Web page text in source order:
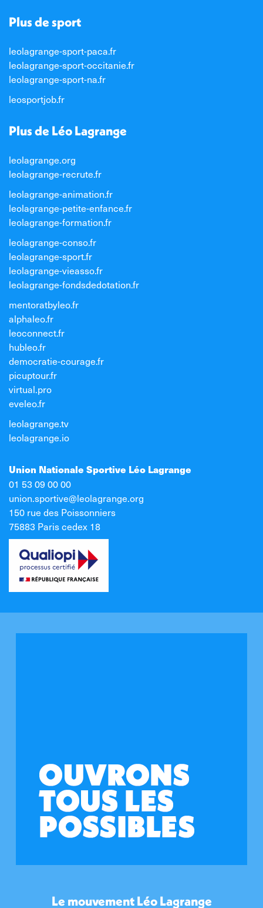
Plus de sport
leolagrange-sport-paca.fr
leolagrange-sport-occitanie.fr
leolagrange-sport-na.fr
leosportjob.fr
Plus de Léo Lagrange
leolagrange.org
leolagrange-recrute.fr
leolagrange-animation.fr
leolagrange-petite-enfance.fr
leolagrange-formation.fr
leolagrange-conso.fr
leolagrange-sport.fr
leolagrange-vieasso.fr
leolagrange-fondsdedotation.fr
mentoratbyleo.fr
alphaleo.fr
leoconnect.fr
hubleo.fr
democratie-courage.fr
picuptour.fr
virtual.pro
eveleo.fr
leolagrange.tv
leolagrange.io
Union Nationale Sportive Léo Lagrange
01 53 09 00 00
union.sportive@leolagrange.org
150 rue des Poissonniers
75883 Paris cedex 18
Le mouvement Léo Lagrange